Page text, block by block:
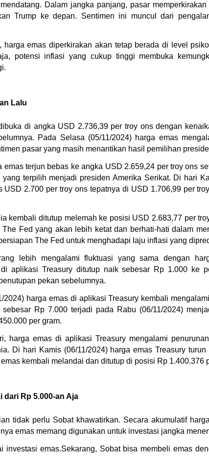
Dalam jangka panjang, pasar
Trump ke depan. Sentimen ini muncul dari
harga emas diperkirakan akan tetap berada di level
potensi inflasi yang cukup tinggi membuka
Lalu
di angka USD 2.736,39 per troy ons dengan
Pada Selasa (05/11/2024) harga emas
pasar yang masih menantikan hasil pemilihan
emas terjun bebas ke angka USD 2.659,24 per troy ons
terpilih menjadi presiden Amerika Serikat. Di hari
2.700 per troy ons tepatnya di USD 1.706,99 per
kembali ditutup melemah ke posisi USD 2.683,77 per
Fed yang akan lebih ketat dan berhati-hati dalam
The Fed untuk menghadapi laju inflasi yang
lebih mengalami fluktuasi yang sama dengan
aplikasi Treasury ditutup naik sebesar Rp 1.000 ke
pekan sebelumnya.
2024) harga emas di aplikasi Treasury kembali
Rp 7.000 terjadi pada Rabu (06/11/2024)
per gram.
harga emas di aplikasi Treasury mengalami
Di hari Kamis (06/11/2024) harga emas Treasury
kembali melandai dan ditutup di posisi Rp 1.400.376
dari Rp 5.000-an Aja
tidak perlu Sobat khawatirkan. Secara akumulatif
emas memang digunakan untuk investasi jangka
investasi emas.Sekarang, Sobat bisa membeli emas